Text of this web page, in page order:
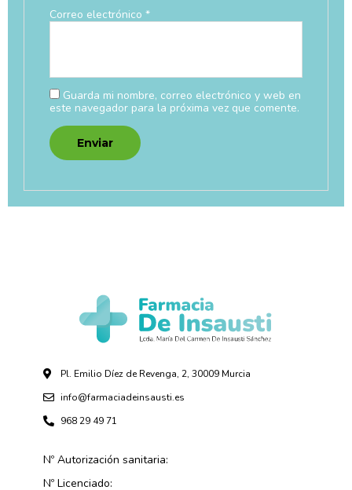
Correo electrónico *
Guarda mi nombre, correo electrónico y web en
este navegador para la próxima vez que comente.
Pl. Emilio Díez de Revenga, 2, 30009 Murcia
info@farmaciadeinsausti.es
968 29 49 71
Nº Autorización sanitaria:
Nº Licenciado: